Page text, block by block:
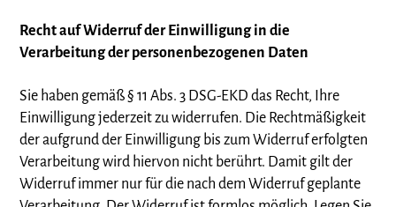
Recht auf Widerruf der Einwilligung in die
Verarbeitung der personenbezogenen Daten
Sie haben gemäß § 11 Abs. 3 DSG-EKD das Recht, Ihre
Einwilligung jederzeit zu widerrufen. Die Rechtmäßigkeit
der aufgrund der Einwilligung bis zum Widerruf erfolgten
Verarbeitung wird hiervon nicht berührt. Damit gilt der
Widerruf immer nur für die nach dem Widerruf geplante